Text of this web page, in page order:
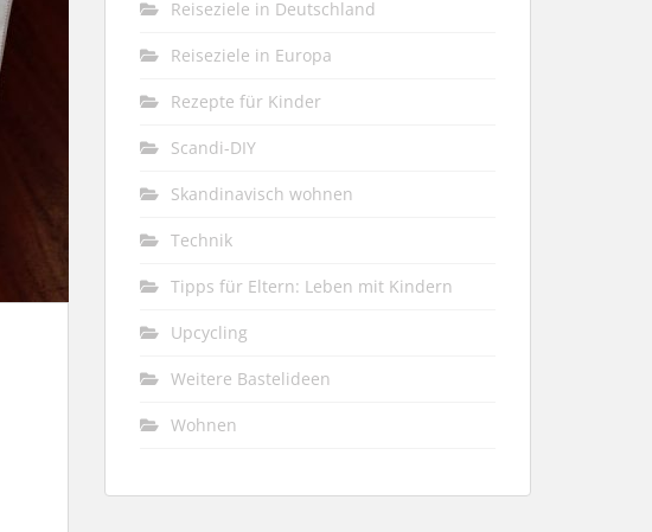
Reiseziele in Deutschland
Reiseziele in Europa
Rezepte für Kinder
Scandi-DIY
Skandinavisch wohnen
Technik
Tipps für Eltern: Leben mit Kindern
Upcycling
Weitere Bastelideen
Wohnen